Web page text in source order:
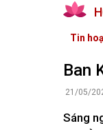
Tin hoạt
Tài liệu
CỬ TRI
Tin
Ban
21/05/
Sáng